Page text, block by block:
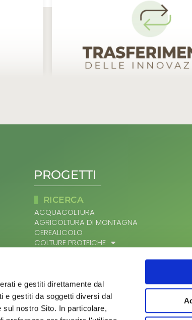
e gestiti direttamente dal
e gestiti da soggetti diversi dal
nostro Sito. In particolare,
PROGETTI
RICERCA
ACQUACOLTURA
AGRICOLTURA DI MONTAGNA
CEREALICOLO
COLTURE PROTEICHE
PRODOTTI LATTIERO CASEARI
VITIVINICOLO
ZOOTECNICO